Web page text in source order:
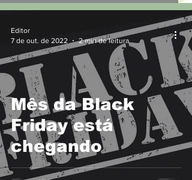
Mês da Black
Friday está
chegando
Editor
7 de out. de 2022
2 min de leitura